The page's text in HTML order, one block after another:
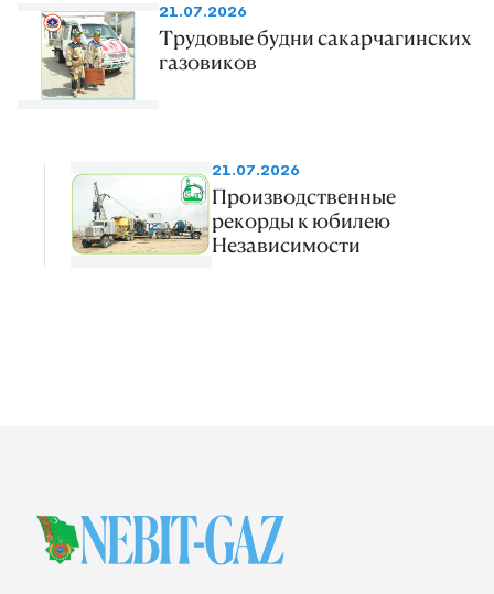
21.07.2026
Трудовые будни сакарчагинских
газовиков
21.07.2026
Производственные
рекорды к юбилею
Независимости